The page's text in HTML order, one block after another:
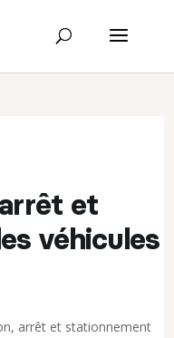
et
véhicules
arrêt et stationnement